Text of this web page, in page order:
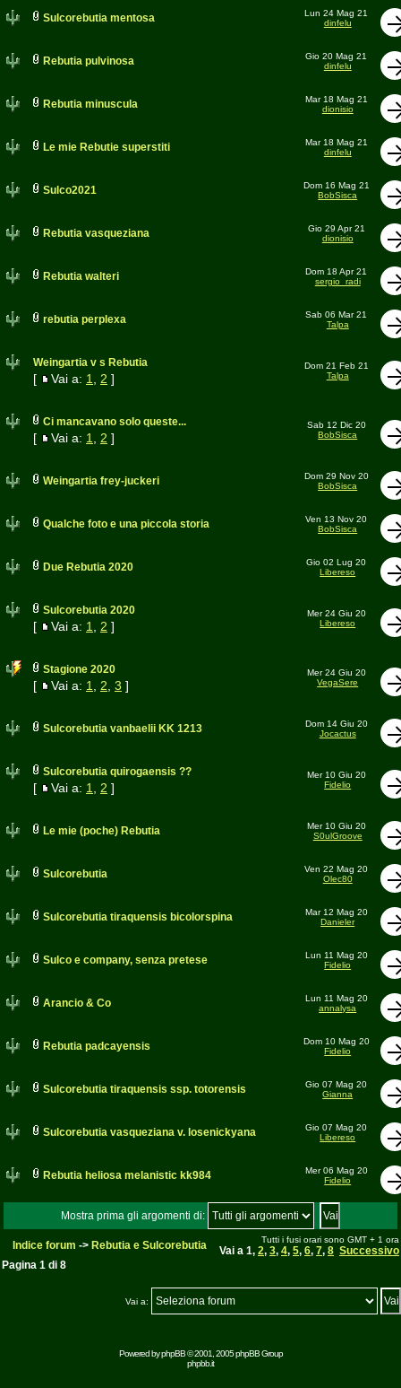
Sulcorebutia mentosa
Lun 24 Mag 21
dinfelu
Rebutia pulvinosa
Gio 20 Mag 21
dinfelu
Rebutia minuscula
Mar 18 Mag 21
dionisio
Le mie Rebutie superstiti
Mar 18 Mag 21
dinfelu
Sulco2021
Dom 16 Mag 21
BobSisca
Rebutia vasqueziana
Gio 29 Apr 21
dionisio
Rebutia walteri
Dom 18 Apr 21
sergio_radi
rebutia perplexa
Sab 06 Mar 21
Talpa
Weingartia v s Rebutia
[ Vai a: 1 2 ]
Dom 21 Feb 21
Talpa
Ci mancavano solo queste...
[ Vai a: 1 2 ]
Sab 12 Dic 20
BobSisca
Weingartia frey-juckeri
Dom 29 Nov 20
BobSisca
Qualche foto e una piccola storia
Ven 13 Nov 20
BobSisca
Due Rebutia 2020
Gio 02 Lug 20
Libereso
Sulcorebutia 2020
[ Vai a: 1 2 ]
Mer 24 Giu 20
Libereso
Stagione 2020
[ Vai a: 1 2 3 ]
Mer 24 Giu 20
VegaSere
Sulcorebutia vanbaelii KK 1213
Dom 14 Giu 20
Jocactus
Sulcorebutia quirogaensis ??
[ Vai a: 1 2 ]
Mer 10 Giu 20
Fidelio
Le mie (poche) Rebutia
Mer 10 Giu 20
S0ulGroove
Sulcorebutia
Ven 22 Mag 20
Olec80
Sulcorebutia tiraquensis bicolorspina
Mar 12 Mag 20
Danieler
Sulco e company, senza pretese
Lun 11 Mag 20
Fidelio
Arancio & Co
Lun 11 Mag 20
annalysa
Rebutia padcayensis
Dom 10 Mag 20
Fidelio
Sulcorebutia tiraquensis ssp. totorensis
Gio 07 Mag 20
Gianna
Sulcorebutia vasqueziana v. losenickyana
Gio 07 Mag 20
Libereso
Rebutia heliosa melanistic kk984
Mer 06 Mag 20
Fidelio
Mostra prima gli argomenti di:
Indice forum -> Rebutia e Sulcorebutia Tutti i fusi orari sono GMT + 1 ora
Vai a 1, 2, 3, 4, 5, 6, 7, 8 Successivo
Pagina 1 di 8
Vai a:
Powered byphpBB© 2001, 2005 phpBB Group
phpbb.it